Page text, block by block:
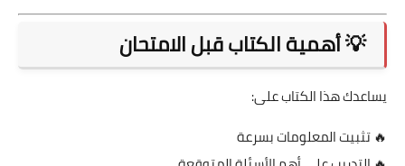
💡 أهمية الكتاب قبل الامتحان
يساعدك هذا الكتاب على:
🔥 تثبيت المعلومات بسرعة